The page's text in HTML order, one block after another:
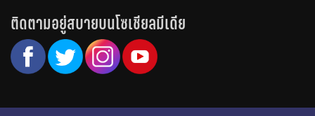
ติดตามอยู่สบายบนโซเชียลมีเดีย